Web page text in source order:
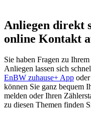
Anliegen direkt
online Kontakt
Sie haben Fragen zu
Anliegen lassen sich
EnBW zuhause+ App
können Sie ganz bequem
melden oder Ihren
zu diesen Themen finden